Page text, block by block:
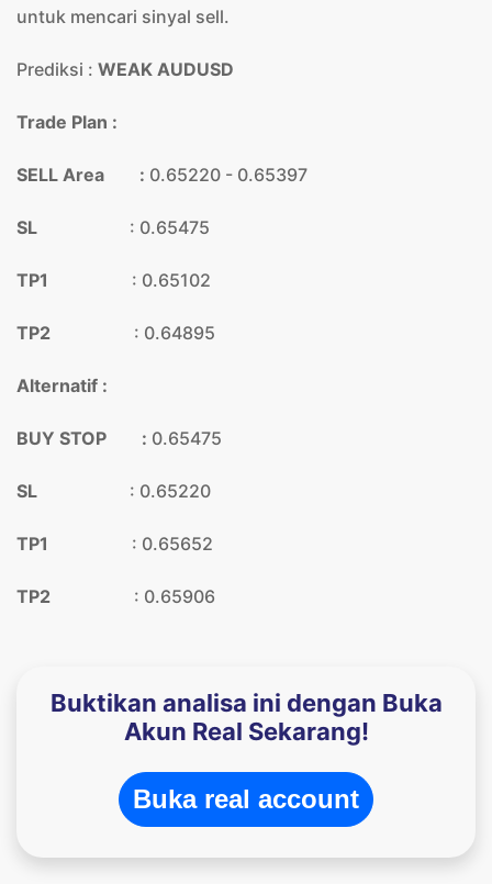
untuk mencari sinyal sell.
Prediksi : WEAK AUDUSD
Trade Plan :
SELL Area : 0.65220 - 0.65397
SL : 0.65475
TP1 : 0.65102
TP2 : 0.64895
Alternatif :
BUY STOP : 0.65475
SL : 0.65220
TP1 : 0.65652
TP2 : 0.65906
Buktikan analisa ini dengan Buka
Akun Real Sekarang!
Buka real account